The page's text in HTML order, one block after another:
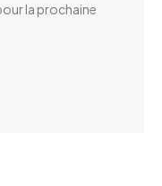
la prochaine